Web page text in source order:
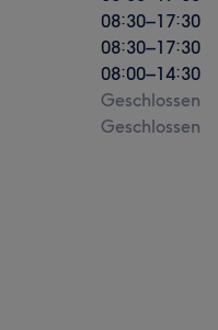
08:30–17:30
08:30–17:30
08:00–14:30
Geschlossen
Geschlossen